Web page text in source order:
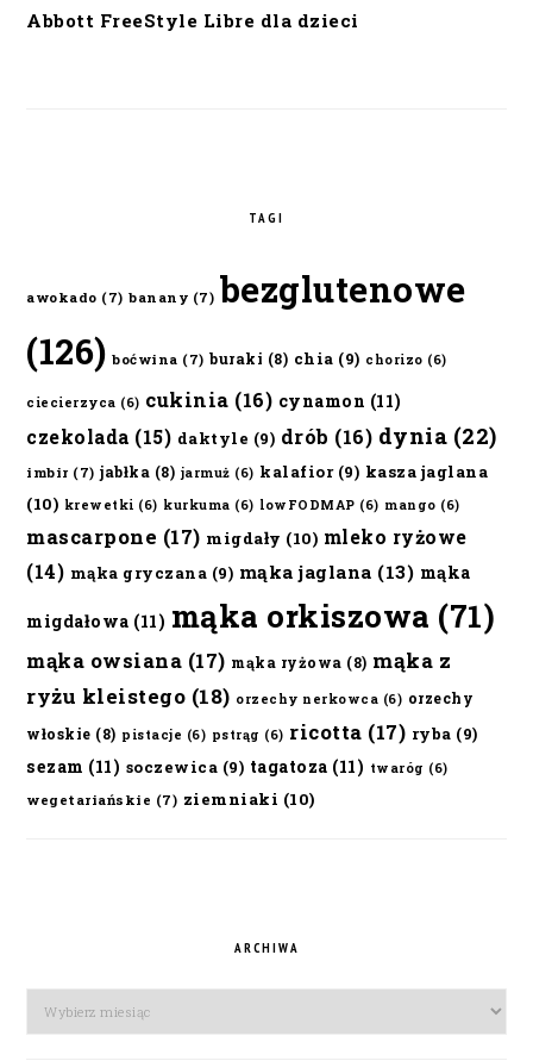
Abbott FreeStyle Libre dla dzieci
TAGI
awokado (7) banany (7) bezglutenowe
(126) boćwina (7) buraki (8) chia (9) chorizo (6)
ciecierzyca (6) cukinia (16) cynamon (11)
czekolada (15) daktyle (9) drób (16) dynia (22)
imbir (7) jabłka (8) jarmuż (6) kalafior(9) kasza jaglana
(10) krewetki (6) kurkuma (6) lowFODMAP (6) mango (6)
mascarpone (17) migdały (10) mleko ryżowe
(14) mąka gryczana (9) mąka jaglana (13) mąka
migdałowa (11) mąka orkiszowa (71)
mąka owsiana (17) mąka ryżowa (8) mąka z
ryżu kleistego (18) orzechy nerkowca (6) orzechy
włoskie (8) pistacje (6) pstrąg (6) ricotta (17) ryba (9)
sezam (11) soczewica (9) tagatoza (11) twaróg (6)
wegetariańskie (7) ziemniaki (10)
ARCHIWA
Archiwa